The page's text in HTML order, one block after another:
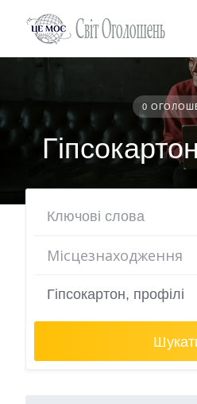
0
Гіпсокартон, профілі